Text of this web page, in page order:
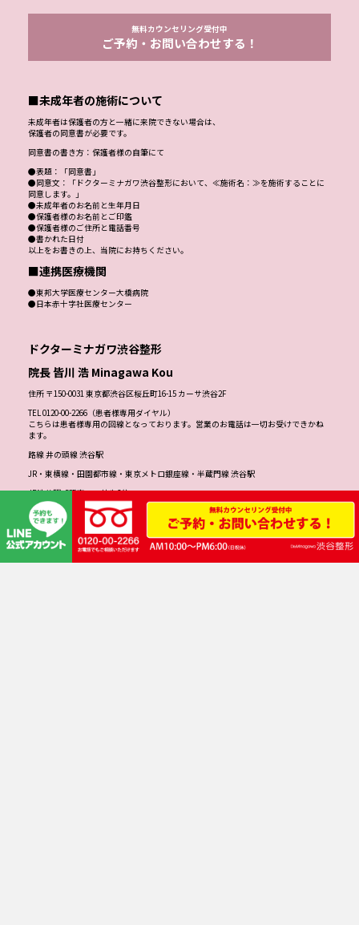
無料カウンセリング受付中
ご予約・お問い合わせする！
■未成年者の施術について
未成年者は保護者の方と一緒に来院できない場合は、
保護者の同意書が必要です。
同意書の書き方：保護者様の自筆にて
●表題：「同意書」
●同意文：「ドクターミナガワ渋谷整形において、≪施術名：≫を施術することに
同意します。」
●未成年者のお名前と生年月日
●保護者様のお名前とご印鑑
●保護者様のご住所と電話番号
●書かれた日付
以上をお書きの上、当院にお持ちください。
■連携医療機関
●東邦大学医療センター大橋病院
●日本赤十字社医療センター
ドクターミナガワ渋谷整形
院長 皆川 浩 Minagawa Kou
住所 〒150-0031 東京都渋谷区桜丘町16-15 カーサ渋谷2F
TEL 0120-00-2266（患者様専用ダイヤル）
こちらは患者様専用の回線となっております。営業のお電話は一切お受けできかね
ます。
路線 井の頭線 渋谷駅
JR・東横線・田園都市線・東京メトロ銀座線・半蔵門線 渋谷駅
JR渋谷駅「新南口」徒歩3分
渋谷サクラステージ正面